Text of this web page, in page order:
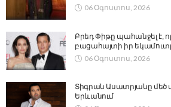
06 Օգոստոս, 2026
Բրեդ Փիթը պահանջել է,
բացահայտի իր
06 Օգոստոս, 2026
Տիգրան Ասատրյանը
Երևանում